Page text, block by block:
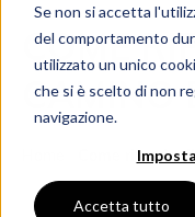
Se non si accetta
del comportamento
utilizzato un unico
che si è scelto di non
navigazione.
Accetta tutto
COME
CAMINO
Come rifornire